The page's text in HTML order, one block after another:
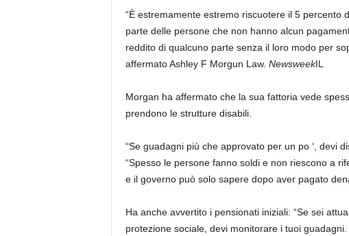
“È estremamente estremo riscuotere il 5 percento
parte delle persone che non hanno alcun
reddito di qualcuno parte senza il loro modo per
affermato Ashley F Morgun Law. NewsweekIL
Morgan ha affermato che la sua fattoria vede
prendono le strutture disabili.
“Se guadagni più che approvato per un po ‘, devi
“Spesso le persone fanno soldi e non riescono a
e il governo può solo sapere dopo aver pagato
Ha anche avvertito i pensionati iniziali: “Se sei
protezione sociale, devi monitorare i tuoi